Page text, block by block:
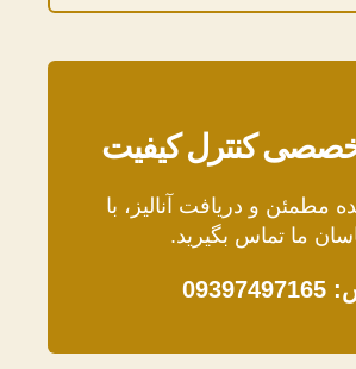
کنترل کیفیت
مطمئن و دریافت آنالیز، با
ما تماس بگیرید.